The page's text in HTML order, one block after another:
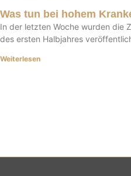
Was tun bei hohem
In der letzten Woche wurden die
des ersten Halbjahres
Weiterlesen